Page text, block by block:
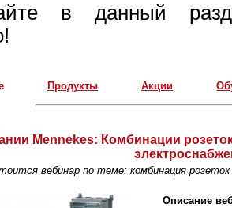
в данный
Продукты Акции
Mennekes: Комбинации
вебинар по теме: комбинация
Описание